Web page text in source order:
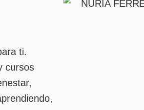
ti.
cursos